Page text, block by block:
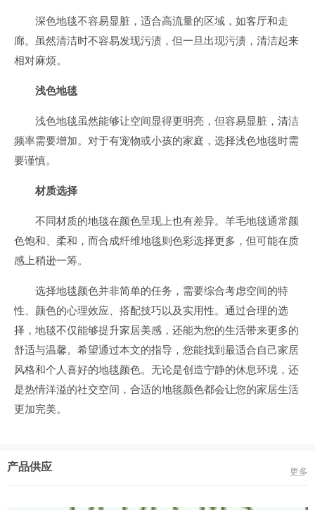
深色地毯不容易显脏，适合高流量的区域，如客厅和走
廊。虽然清洁时不容易发现污渍，但一旦出现污渍，清洁起来
相对麻烦。
浅色地毯
浅色地毯虽然能够让空间显得更明亮，但容易显脏，清洁
频率需要增加。对于有宠物或小孩的家庭，选择浅色地毯时需
要谨慎。
材质选择
不同材质的地毯在颜色呈现上也有差异。羊毛地毯通常颜
色饱和、柔和，而合成纤维地毯则色彩选择更多，但可能在质
感上稍逊一筹。
选择地毯颜色并非简单的任务，需要综合考虑空间的特
性、颜色的心理效应、搭配技巧以及实用性。通过合理的选
择，地毯不仅能够提升家居美感，还能为您的生活带来更多的
舒适与温馨。希望通过本文的指导，您能找到最适合自己家居
风格和个人喜好的地毯颜色。无论是创造宁静的休息环境，还
是热情洋溢的社交空间，合适的地毯颜色都会让您的家居生活
更加完美。
产品供应 更多